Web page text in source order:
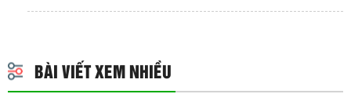
BÀI VIẾT XEM NHIỀU